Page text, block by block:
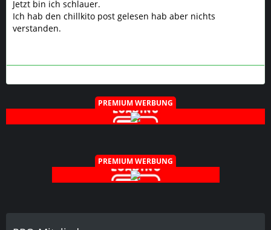
Jetzt bin ich schlauer.
Ich hab den chillkito post gelesen hab aber nichts
verstanden.
PREMIUM WERBUNG
PREMIUM WERBUNG